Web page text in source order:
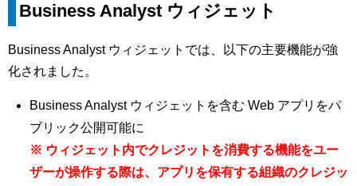
Business Analyst ウィジェット
Business Analyst ウィジェットでは、以下の主要機能が強
化されました。
Business Analyst ウィジェットを含む Web アプリをパ
ブリック公開可能に
※ ウィジェット内でクレジットを消費する機能をユー
ザーが操作する際は、アプリを保有する組織のクレジッ